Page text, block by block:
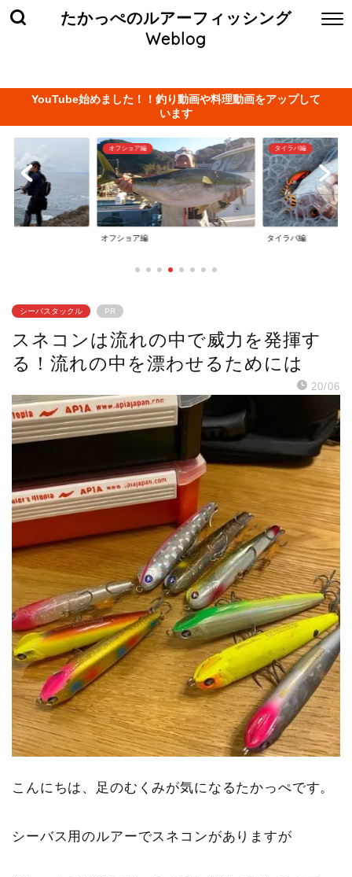
たかっぺのルアーフィッシング
Weblog
YouTube始めました！！釣り動画や料理動画をアップして
います
オフショア編
オフショア編
タイラバ編
タイラバ編
シーバスタックル PR
スネコンは流れの中で威力を発揮す
る！流れの中を漂わせるためには
20/06
こんにちは、足のむくみが気になるたかっぺです。
シーバス用のルアーでスネコンがありますが